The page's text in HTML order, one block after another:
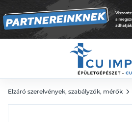
Elzáró szerelvények, szabályzók, mérők
2 706 Ft